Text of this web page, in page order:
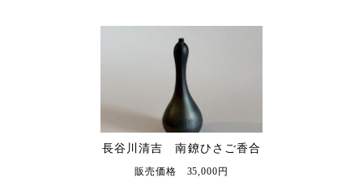
長谷川清吉 南鐐ひさご香合
販売価格 35,000円